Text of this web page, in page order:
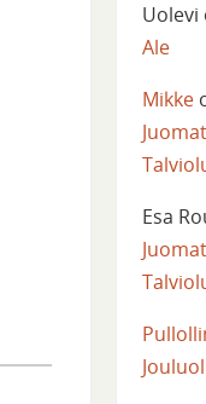
Uolevi
Ale
Mikke
Esa